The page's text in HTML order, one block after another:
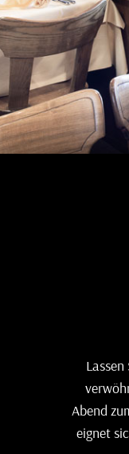
Abend
eignet